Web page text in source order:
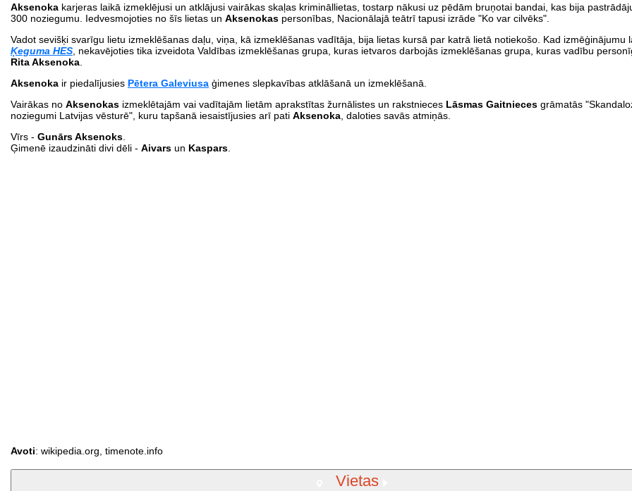
Aksenoka karjeras laikā izmeklējusi un atklājusi vairākas skaļas krimināllietas, tostarp nākusi uz pēdām bruņotai bandai, kas bija
300 noziegumu. Iedvesmojoties no šīs lietas un Aksenokas personības, Nacionālajā teātrī tapusi izrāde "Ko var cilvēks".
Vadot sevišķi svarīgu lietu izmeklēšanas daļu, viņa, kā izmeklēšanas vadītāja, bija lietas kursā par katrā lietā notiekošo. Kad izmēģinājumu
Ķeguma HES , nekavējoties tika izveidota Valdības izmeklēšanas grupa, kuras ietvaros darbojās izmeklēšanas grupa, kuras vadību
Rita Aksenoka
Aksenoka ir piedalījusies Pētera Galeviusa ģimenes slepkavības atklāšanā un izmeklēšanā.
Vairākas no Aksenokas izmeklētajām vai vadītajām lietām aprakstītas žurnālistes un rakstnieces Lāsmas Gaitnieces grāmatās
noziegumi Latvijas vēsturē", kuru tapšanā iesaistījusies arī pati Aksenoka , daloties savās atmiņās.
Vīrs - Gunārs Aksenoks
Ģimenē izaudzināti divi dēli - Aivars un Kaspars
Avoti: wikipedia.org, timenote.info
Vietas